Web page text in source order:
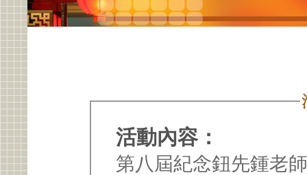
活動內容：
第八屆紀念鈕先鍾老